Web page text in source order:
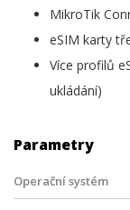
MikroTik
eSIM karty
Více profilů
ukládání)
Parametry
Operační systém